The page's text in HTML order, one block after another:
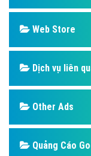
Web Store
Dịch vụ liên
Other Ads
Quảng Cáo